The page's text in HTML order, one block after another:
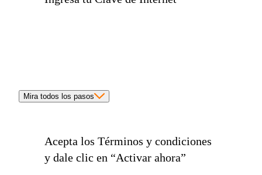
Mira todos los pasos
Acepta los Términos y condiciones
y dale clic en “Activar ahora”